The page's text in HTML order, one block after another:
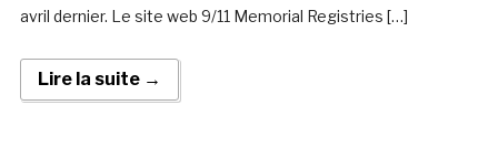
avril dernier. Le site web 9/11 Memorial Registries […]
Lire la suite →